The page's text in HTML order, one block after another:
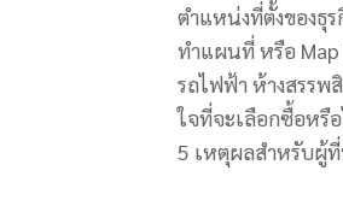
ตำแหน่งที่ตั้งของธุ
ทำแผนที่ หรือ Map
รถไฟฟ้า ห้างสรร
ใจที่จะเลือกซื้อหรื
5 เหตุผลสำหรับผู้